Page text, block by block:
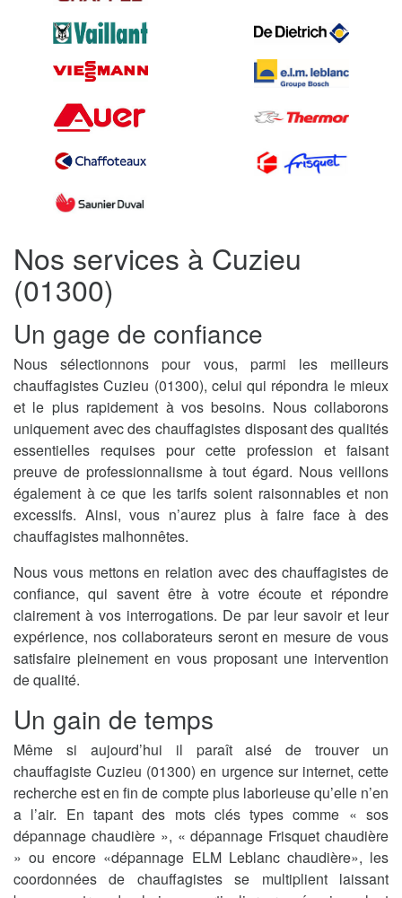
Nos services à Cuzieu
(01300)
Un gage de confiance
Nous sélectionnons pour vous, parmi les meilleurs
chauffagistes Cuzieu (01300), celui qui répondra le mieux
et le plus rapidement à vos besoins. Nous collaborons
uniquement avec des chauffagistes disposant des qualités
essentielles requises pour cette profession et faisant
preuve de professionnalisme à tout égard. Nous veillons
également à ce que les tarifs soient raisonnables et non
excessifs. Ainsi, vous n’aurez plus à faire face à des
chauffagistes malhonnêtes.
Nous vous mettons en relation avec des chauffagistes de
confiance, qui savent être à votre écoute et répondre
clairement à vos interrogations. De par leur savoir et leur
expérience, nos collaborateurs seront en mesure de vous
satisfaire pleinement en vous proposant une intervention
de qualité.
Un gain de temps
Même si aujourd’hui il paraît aisé de trouver un
chauffagiste Cuzieu (01300) en urgence sur internet, cette
recherche est en fin de compte plus laborieuse qu’elle n’en
a l’air. En tapant des mots clés types comme « sos
dépannage chaudière », « dépannage Frisquet chaudière
» ou encore «dépannage ELM Leblanc chaudière», les
coordonnées de chauffagistes se multiplient laissant